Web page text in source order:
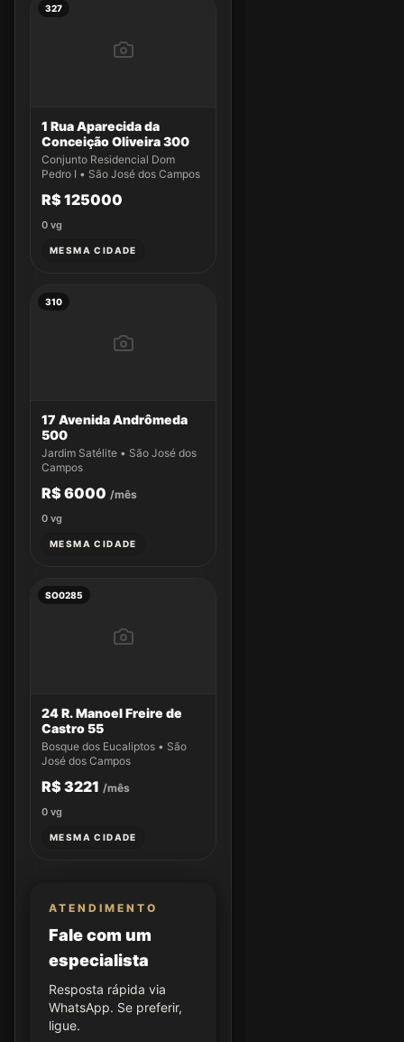
327
1 Rua Aparecida da
Conceição Oliveira 300
Conjunto Residencial Dom
Pedro I • São José dos Campos
R$ 125000
0 vg
MESMA CIDADE
310
17 Avenida Andrômeda
500
Jardim Satélite • São José dos
Campos
R$ 6000 /mês
0 vg
MESMA CIDADE
SO0285
24 R. Manoel Freire de
Castro 55
Bosque dos Eucaliptos • São
José dos Campos
R$ 3221 /mês
0 vg
MESMA CIDADE
ATENDIMENTO
Fale com um
especialista
Resposta rápida via
WhatsApp. Se preferir,
ligue.